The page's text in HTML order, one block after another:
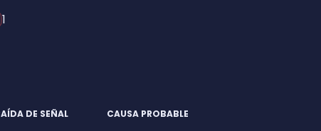
1
DE SEÑAL CAUSA PROBABLE